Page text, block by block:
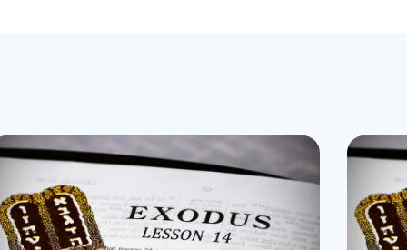
que
sea